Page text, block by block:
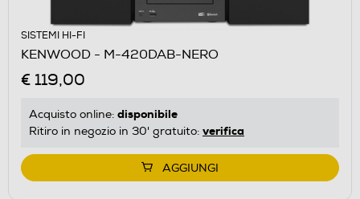
SISTEMI HI-FI
KENWOOD - M-420DAB-NERO
€ 119,00
Acquisto online: disponibile
Ritiro in negozio in 30' gratuito: verifica
AGGIUNGI